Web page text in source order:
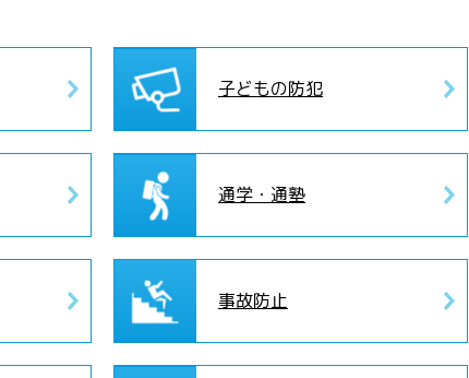
子どもの防犯
通学・通塾
事故防止